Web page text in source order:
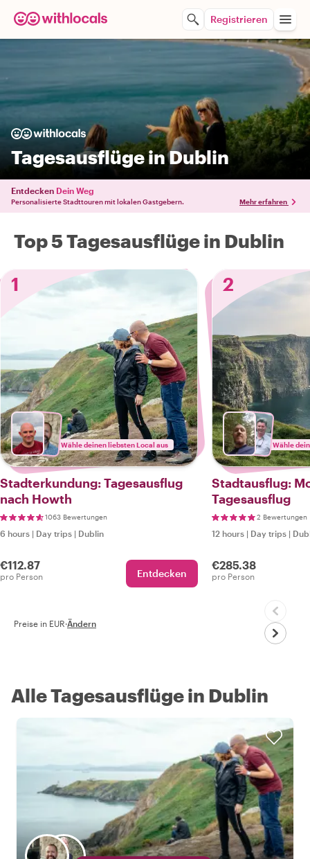
Registrieren
Tagesausflüge in Dublin
Entdecken Dein Weg
Personalisierte Stadttouren mit lokalen Gastgebern. Mehr erfahren
Top 5 Tagesausflüge in Dublin
1
Wähle deinen liebsten Local aus
Stadterkundung: Tagesausflug
nach Howth
1063 Bewertungen
6 hours | Day trips | Dublin
€112.87
pro Person Entdecken
2
Wähle
Stadtausflug:
Tagesausflug
2 Bewertungen
12 hours | Day trips |
€285.38
pro Person
Preise in EUR·Ändern
Alle Tagesausflüge in Dublin